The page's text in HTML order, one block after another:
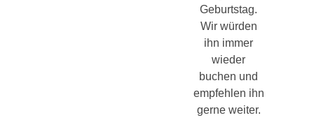
Geburtstag.
Wir würden
ihn immer
wieder
buchen und
empfehlen ihn
gerne weiter.